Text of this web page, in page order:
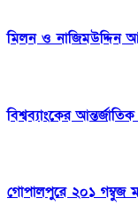
মিলন ও নাজিমউদ্দিন
বিশ্বব্যাংকের
গোপালপুরে ২০১ গম্বুজ